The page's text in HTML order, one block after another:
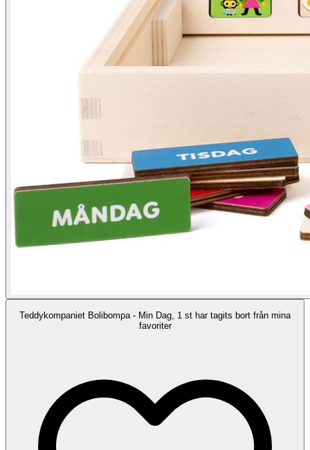
Teddykompaniet Bolibompa - Min Dag, 1 st har tagits bort från mina
favoriter